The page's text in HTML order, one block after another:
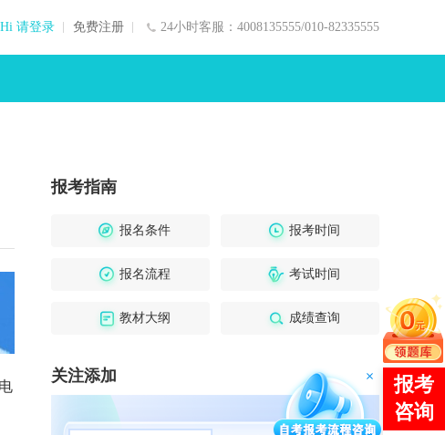
24小时客服：4008135555/010-82335555
Hi 请登录 免费注册
报考指南
报名条件 报考时间
报名流程 考试时间
教材大纲 成绩查询
关注添加